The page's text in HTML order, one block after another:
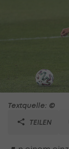
Textquelle: ©
TEILEN